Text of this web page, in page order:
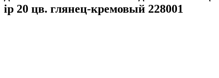
ip 20 цв. глянец-кремовый 228001